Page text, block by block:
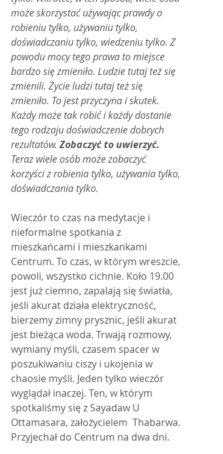
może skorzystać używając prawdy o
robieniu tylko, używaniu tylko,
doświadczaniu tylko, wiedzeniu tylko. Z
powodu mocy tego prawa to miejsce
bardzo się zmieniło. Ludzie tutaj też się
zmienili. Życie ludzi tutaj też się
zmieniło. To jest przyczyna i skutek.
Każdy może tak robić i każdy dostanie
tego rodzaju doświadczenie dobrych
rezultatów. Zobaczyć to uwierzyć.
Teraz wiele osób może zobaczyć
korzyści z robienia tylko, używania tylko,
doświadczania tylko.
Wieczór to czas na medytacje i
nieformalne spotkania z
mieszkańcami i mieszkankami
Centrum. To czas, w którym wreszcie,
powoli, wszystko cichnie. Koło 19.00
jest już ciemno, zapalają się światła,
jeśli akurat działa elektryczność,
bierzemy zimny prysznic, jeśli akurat
jest bieżąca woda. Trwają rozmowy,
wymiany myśli, czasem spacer w
poszukiwaniu ciszy i ukojenia w
chaosie myśli. Jeden tylko wieczór
wyglądał inaczej. Ten, w którym
spotkaliśmy się z Sayadaw U
Ottamasara, założycielem  Thabarwa.
Przyjechał do Centrum na dwa dni.